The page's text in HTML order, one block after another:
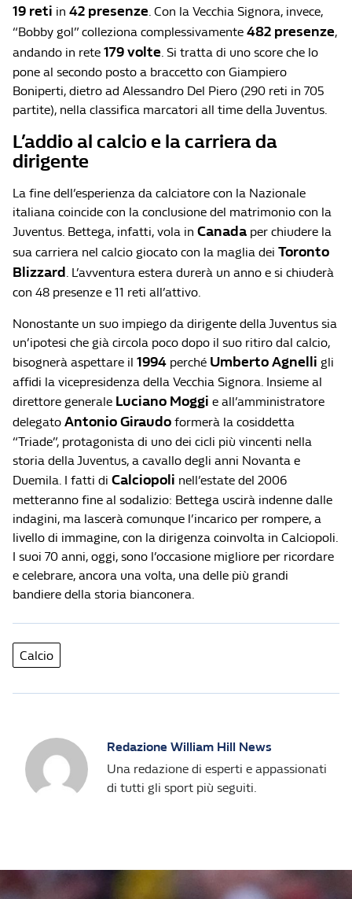
19 reti in 42 presenze. Con la Vecchia Signora, invece,
“Bobby gol” colleziona complessivamente 482 presenze,
andando in rete 179 volte. Si tratta di uno score che lo
pone al secondo posto a braccetto con Giampiero
Boniperti, dietro ad Alessandro Del Piero (290 reti in 705
partite), nella classifica marcatori all time della Juventus.
L’addio al calcio e la carriera da
dirigente
La fine dell’esperienza da calciatore con la Nazionale
italiana coincide con la conclusione del matrimonio con la
Juventus. Bettega, infatti, vola in Canada per chiudere la
sua carriera nel calcio giocato con la maglia dei Toronto
Blizzard . L’avventura estera durerà un anno e si chiuderà
con 48 presenze e 11 reti all’attivo.
Nonostante un suo impiego da dirigente della Juventus sia
un’ipotesi che già circola poco dopo il suo ritiro dal calcio,
bisognerà aspettare il 1994 perché Umberto Agnelli gli
affidi la vicepresidenza della Vecchia Signora. Insieme al
direttore generale Luciano Moggi e all’amministratore
delegato Antonio Giraudo formerà la cosiddetta
“Triade”, protagonista di uno dei cicli più vincenti nella
storia della Juventus, a cavallo degli anni Novanta e
Duemila. I fatti di Calciopoli nell’estate del 2006
metteranno fine al sodalizio: Bettega uscirà indenne dalle
indagini, ma lascerà comunque l’incarico per rompere, a
livello di immagine, con la dirigenza coinvolta in Calciopoli.
I suoi 70 anni, oggi, sono l’occasione migliore per ricordare
e celebrare, ancora una volta, una delle più grandi
bandiere della storia bianconera.
Calcio
Redazione William Hill News
Una redazione di esperti e appassionati
di tutti gli sport più seguiti.